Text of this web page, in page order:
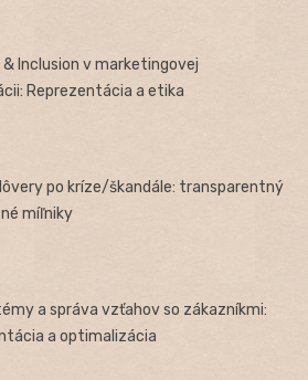
Inclusion v marketingovej
Reprezentácia a etika
po kríze/škandále: transparentný
míľniky
a správa vzťahov so zákazníkmi:
a optimalizácia